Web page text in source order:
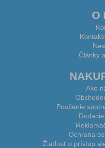
O
Články
Ako
Poučenie
Ochrana
Žiadosť o prístup